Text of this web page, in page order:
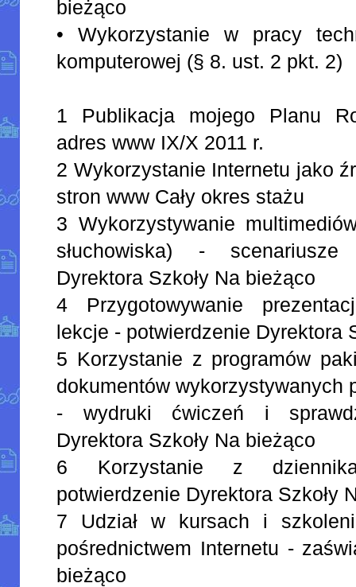
bieżąco
• Wykorzystanie w pracy
komputerowej (§ 8. ust. 2 pkt. 2)
1 Publikacja mojego Planu
adres www IX/X 2011 r.
2 Wykorzystanie Internetu jako
stron www Cały okres stażu
3 Wykorzystywanie
słuchowiska) -
Dyrektora Szkoły Na bieżąco
4 Przygotowywanie
lekcje - potwierdzenie Dyrektora
5 Korzystanie z programów
dokumentów wykorzystywanych
- wydruki ćwiczeń i
Dyrektora Szkoły Na bieżąco
6 Korzystanie z
potwierdzenie Dyrektora Szkoły
7 Udział w kursach i
pośrednictwem Internetu -
bieżąco